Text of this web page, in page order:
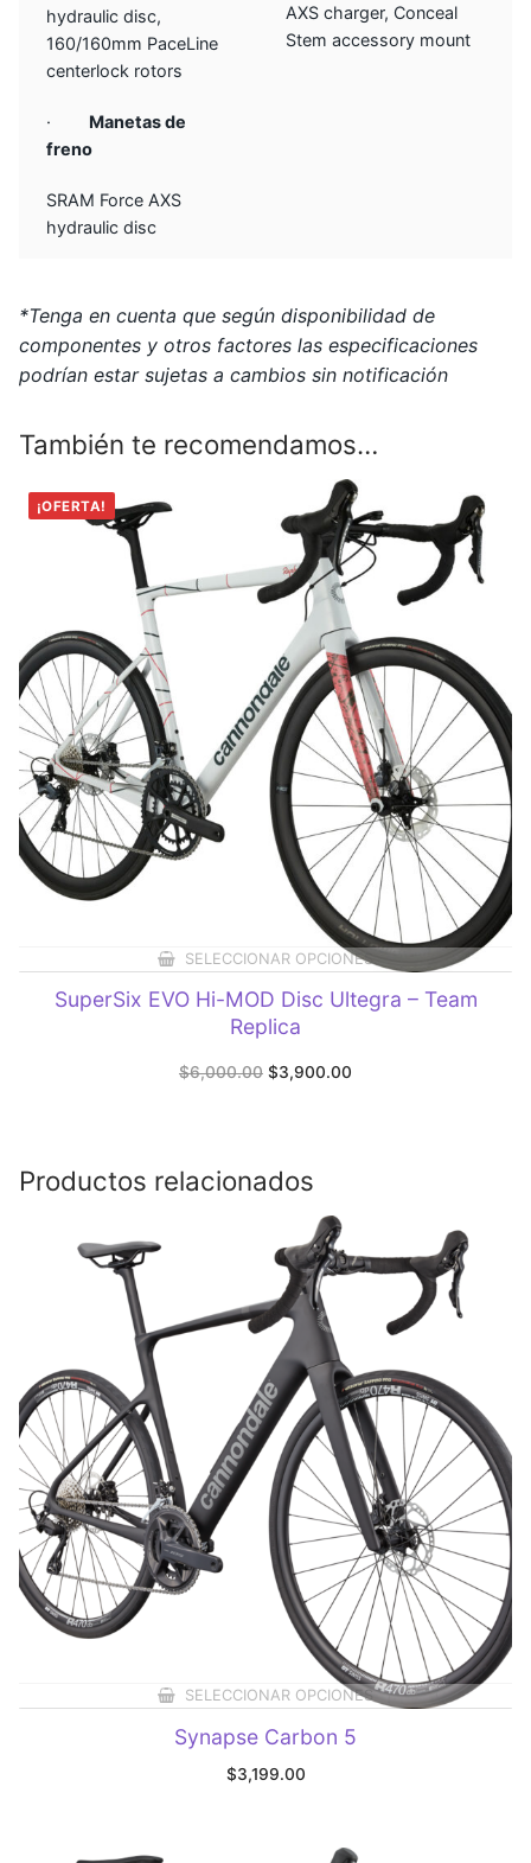
hydraulic disc,
160/160mm PaceLine
centerlock rotors
· Manetas de
freno
SRAM Force AXS
hydraulic disc
AXS charger, Conceal
Stem accessory mount
*Tenga en cuenta que según disponibilidad de
componentes y otros factores las especificaciones
podrían estar sujetas a cambios sin notificación
También te recomendamos…
¡OFERTA!
SELECCIONAR OPCIONES
SuperSix EVO Hi-MOD Disc Ultegra – Team
Replica
$6,000.00
Original
price
$3,900.00
Productos relacionados
SELECCIONAR OPCIONES
Synapse Carbon 5
$3,199.00